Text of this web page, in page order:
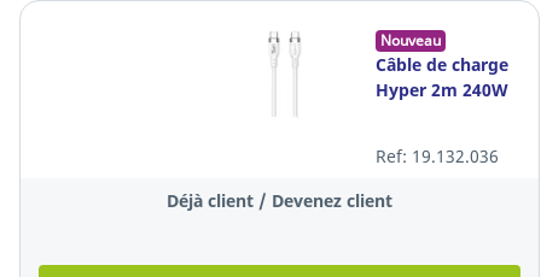
Nouveau
Câble de charge
Hyper 2m 240W
Ref: 19.132.036
Déjà client / Devenez client